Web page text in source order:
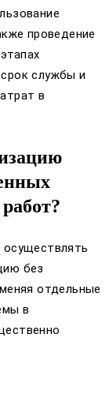
проведение
службы и
в
без
отдельные
в